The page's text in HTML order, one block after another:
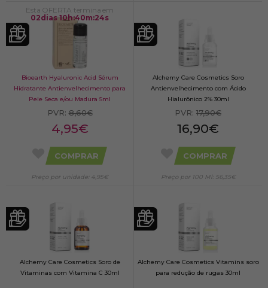
Esta OFERTA termina em
02dias 10h:40m:24s
Bioearth Hyaluronic Acid Sérum
Hidratante Antienvelhecimento para
Pele Seca e/ou Madura 5ml
PVR:8,60€
4,95€
COMPRAR
Preço por unidade: 4,95€
Alchemy Care Cosmetics Soro
Antienvelhecimento com Ácido
Hialurônico 2% 30ml
PVR: 17,90€
16,90€
COMPRAR
Preço por 100 Ml: 56,35€
Alchemy Care Cosmetics Soro de
Vitaminas com Vitamina C 30ml
Alchemy Care Cosmetics Vitamins soro
para redução de rugas 30ml